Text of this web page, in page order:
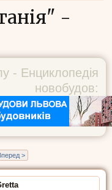
-
- Енциклопедія
новобудов:
>